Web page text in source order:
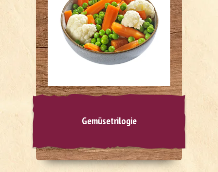
Gemüsetrilogie